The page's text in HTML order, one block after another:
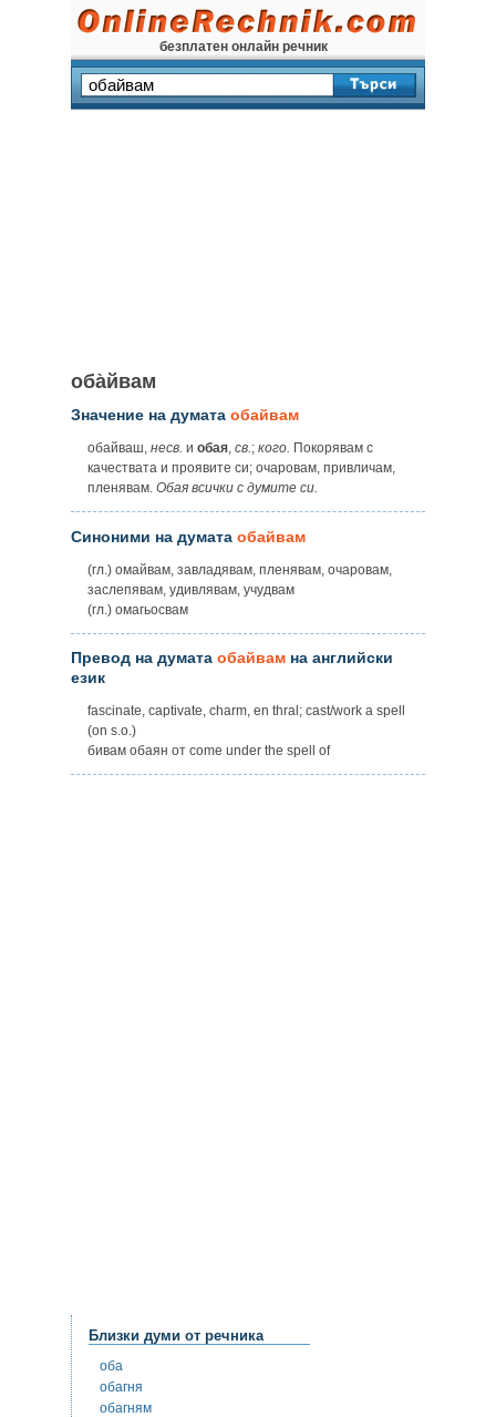
безплатен онлайн речник
оба̀йвам
Значение на думата обайвам
обайваш, несв. и обая, св.; кого. Покорявам с
качествата и проявите си; очаровам, привличам,
пленявам. Обая всички с думите си.
Синоними на думата обайвам
(гл.) омайвам, завладявам, пленявам, очаровам,
заслепявам, удивлявам, учудвам
(гл.) омагьосвам
Превод на думата обайвам на английски
език
fascinate, captivate, charm, en thral; cast/work a spell
(on s.o.)
бивам обаян от come under the spell of
Близки думи от речника
оба
обагня
обагням